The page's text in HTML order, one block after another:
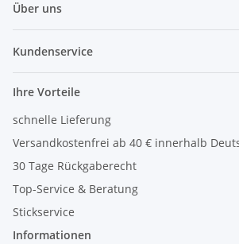
Über uns
Kundenservice
Ihre Vorteile
schnelle Lieferung
Versandkostenfrei ab 40 € innerhalb
30 Tage Rückgaberecht
Top-Service & Beratung
Stickservice
Informationen